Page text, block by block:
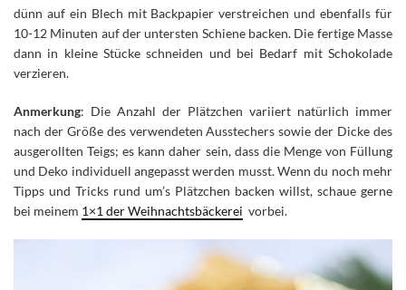
dünn auf ein Blech mit Backpapier verstreichen und ebenfalls für
10-12 Minuten auf der untersten Schiene backen. Die fertige Masse
dann in kleine Stücke schneiden und bei Bedarf mit Schokolade
verzieren.
Anmerkung: Die Anzahl der Plätzchen variiert natürlich immer
nach der Größe des verwendeten Ausstechers sowie der Dicke des
ausgerollten Teigs; es kann daher sein, dass die Menge von Füllung
und Deko individuell angepasst werden musst. Wenn du noch mehr
Tipps und Tricks rund um’s Plätzchen backen willst, schaue gerne
bei meinem 1×1 der Weihnachtsbäckerei vorbei.